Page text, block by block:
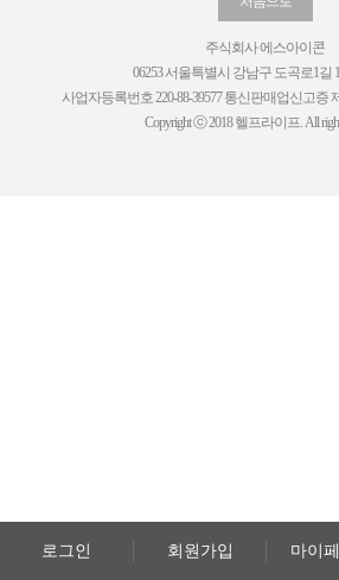
로그인 회원가입 마이
주식회사 에스아이콘
06253 서울특별시 강남구 도곡로1길
사업자등록번호 220-88-39577 통신판매업신고증
Copyright ⓒ 2018 헬프라이프. All